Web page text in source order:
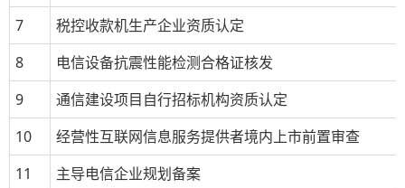
7
税控收款机生产企业资质认定
8
电信设备抗震性能检测合格证核发
9
通信建设项目自行招标机构资质认定
10
经营性互联网信息服务提供者境内上市前置审查
11
主导电信企业规划备案